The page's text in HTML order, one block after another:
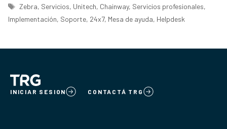
Etiquetas
Zebra, Servicios, Unitech, Chainway, Servicios profesionales,
Implementación, Soporte, 24x7, Mesa de ayuda, Helpdesk
INICIAR SESION CONTACTÁ TRG